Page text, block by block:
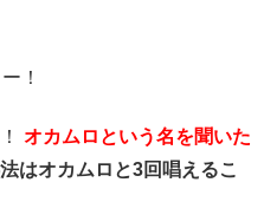
！
オカムロという名を聞いた
はオカムロと3回唱えるこ